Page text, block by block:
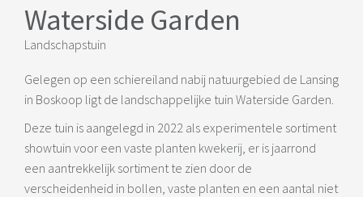
Waterside Garden
Landschapstuin
Gelegen op een schiereiland nabij natuurgebied de Lansing
in Boskoop ligt de landschappelijke tuin Waterside Garden.
Deze tuin is aangelegd in 2022 als experimentele sortiment
showtuin voor een vaste planten kwekerij, er is jaarrond
een aantrekkelijk sortiment te zien door de
verscheidenheid in bollen, vaste planten en een aantal niet